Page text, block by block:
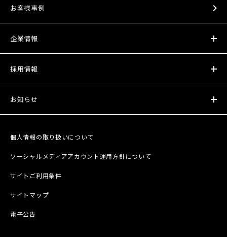
お客様事例
企業情報
採用情報
お知らせ
個人情報の取り扱いについて
ソーシャルメディアアカウント運用方針について
サイトご利用条件
サイトマップ
電子公告